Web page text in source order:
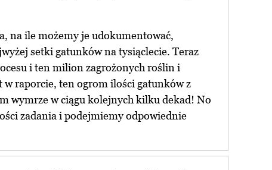
na ile możemy je udokumentować,
setki gatunków na tysiąclecie. Teraz
i ten milion zagrożonych roślin i
raporcie, ten ogrom ilości gatunków z
wymrze w ciągu kolejnych kilku dekad! No
zadania i podejmiemy odpowiednie